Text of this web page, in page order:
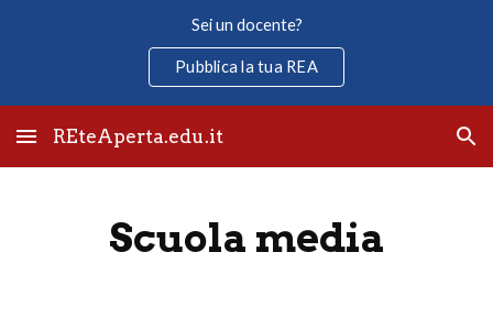
Sei un docente?
Pubblica la tua REA
REteAperta.edu.it
Scuola media